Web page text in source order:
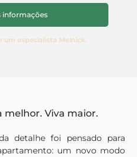
informações
um especialista Melnick.
melhor. Viva maior.
detalhe foi pensado para
um novo modo